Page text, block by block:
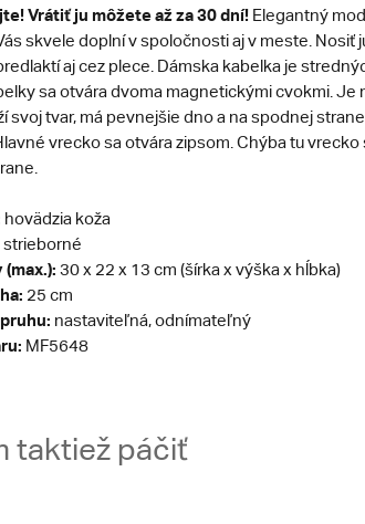
Vrátiť ju môžete až za 30 dní!Elegantný
skvele doplní v spoločnosti aj v meste. Nosiť
aj cez plece. Dámska kabelka je
sa otvára dvoma magnetickými cvokmi. Je
svoj tvar, má pevnejšie dno a na spodnej
vrecko sa otvára zipsom. Chýba tu vrecko
hovädzia koža
strieborné
30 x 22 x 13 cm (šírka x výška x hĺbka)
25 cm
nastaviteľná, odnímateľný
MF5648
taktiež páčiť